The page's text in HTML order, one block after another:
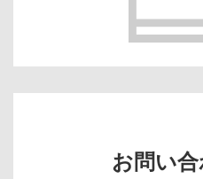
お問い合